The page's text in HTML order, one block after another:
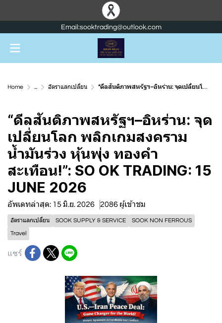
Email:sooktrading@outlook.com
Home ... อัตราแลกเปลี่ยน “ดีลสันติภาพสหรัฐฯ–อิหร่าน: จุดเปลี่ยนโลก พลิกเกมสงคราม น้ำมันร่วง หุ้นพุ่ง ทองคำสะเทือน!”: SO OK TRADING: 15 JUNE 2026
“ดีลสันติภาพสหรัฐฯ–อิหร่าน: จุด
เปลี่ยนโลก พลิกเกมสงคราม
น้ำมันร่วง หุ้นพุ่ง ทองคำ
สะเทือน!”: SO OK TRADING: 15
JUNE 2026
อัพเดทล่าสุด: 15 มิ.ย. 2026 2086 ผู้เข้าชม
อัตราแลกเปลี่ยน SOOK SUPPLY & SERVICE
SOOK NON FERROUS
Travel
แชร์